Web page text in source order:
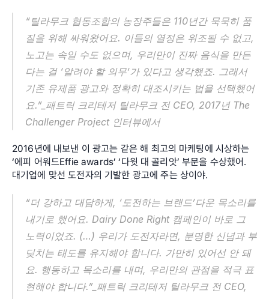
“틸라무크 협동조합의 농장주들은 110년간 묵묵히 품
질을 위해 싸워왔어요. 이들의 열정은 위조될 수 없고,
노고는 속일 수도 없으며, 우리만이 진짜 음식을 만든
다는 걸 ‘알려야 할 의무’가 있다고 생각했죠. 그래서
기존 유제품 광고와 정확히 대조시키는 법을 선택했어
요.”_패트릭 크리테저 틸라무크 전 CEO, 2017년 The
Challenger Project 인터뷰에서
2016년에 내보낸 이 광고는 같은 해 최고의 마케팅에 시상하는
‘에피 어워드Effie awards’ ‘다윗 대 골리앗’ 부문을 수상했어.
대기업에 맞선 도전자의 기발한 광고에 주는 상이야.
“더 강하고 대담하게, ‘도전하는 브랜드’다운 목소리를
내기로 했어요. Dairy Done Right 캠페인이 바로 그
노력이었죠. (…) 우리가 도전자라면, 분명한 신념과 부
딪치는 태도를 유지해야 합니다. 가만히 있어선 안 돼
요. 행동하고 목소리를 내며, 우리만의 관점을 적극 표
현해야 합니다.”_패트릭 크리테저 틸라무크 전 CEO,